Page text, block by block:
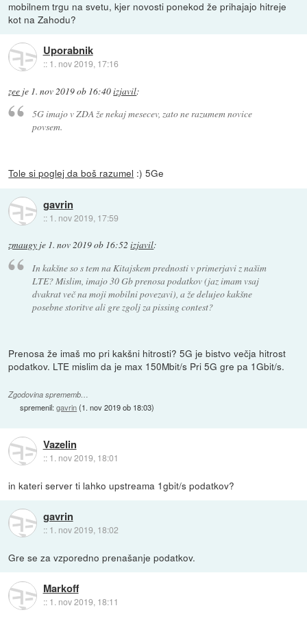
mobilnem trgu na svetu, kjer novosti ponekod že prihajajo hitreje
kot na Zahodu?
Uporabnik
:: 1. nov 2019, 17:16
zee je 1. nov 2019 ob 16:40izjavil:
5G imajo v ZDA že nekaj mesecev, zato ne razumem novice
povsem.
Tole si poglej da boš razumel :) 5Ge
gavrin
:: 1. nov 2019, 17:59
zmaugy je 1. nov 2019 ob 16:52 izjavil:
In kakšne so s tem na Kitajskem prednosti v primerjavi z našim
LTE? Mislim, imajo 30 Gb prenosa podatkov (jaz imam vsaj
dvakrat več na moji mobilni povezavi), a že delujeo kakšne
posebne storitve ali gre zgolj za pissing contest?
Prenosa že imaš mo pri kakšni hitrosti? 5G je bistvo večja hitrost
podatkov. LTE mislim da je max 150Mbit/s Pri 5G gre pa 1Gbit/s.
Zgodovina sprememb…
spremenil:gavrin(1. nov 2019 ob 18:03)
Vazelin
:: 1. nov 2019, 18:01
in kateri server ti lahko upstreama 1gbit/s podatkov?
gavrin
:: 1. nov 2019, 18:02
Gre se za vzporedno prenašanje podatkov.
Markoff
:: 1. nov 2019, 18:11